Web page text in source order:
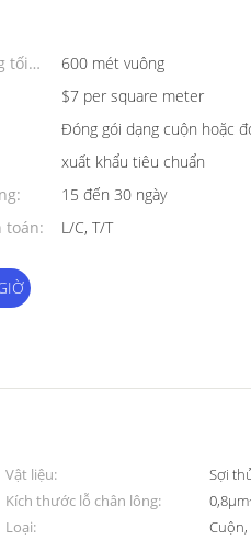
tối
600 mét vuông
$7 per square meter
Đóng gói dạng cuộn hoặc
xuất khẩu tiêu chuẩn
15 đến 30 ngày
toán:
L/C, T/T
Vật liệu:
Sợi
Kích thước lỗ chân lông:
Loại: